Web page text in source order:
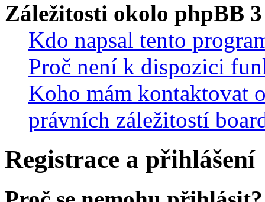
Záležitosti okolo phpBB 3
Kdo napsal tento
Proč není k dispozici
Koho mám kontaktovat
právních záležitostí
Registrace a přihlášení